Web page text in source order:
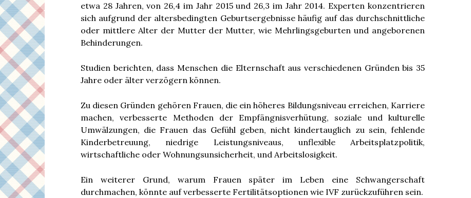
etwa 28 Jahren, von 26,4 im Jahr 2015 und 26,3 im Jahr 2014. Experten konzentrieren
sich aufgrund der altersbedingten Geburtsergebnisse häufig auf das durchschnittliche
oder mittlere Alter der Mutter der Mutter, wie Mehrlingsgeburten und angeborenen
Behinderungen.
Studien berichten, dass Menschen die Elternschaft aus verschiedenen Gründen bis 35
Jahre oder älter verzögern können.
Zu diesen Gründen gehören Frauen, die ein höheres Bildungsniveau erreichen, Karriere
machen, verbesserte Methoden der Empfängnisverhütung, soziale und kulturelle
Umwälzungen, die Frauen das Gefühl geben, nicht kindertauglich zu sein, fehlende
Kinderbetreuung, niedrige Leistungsniveaus, unflexible Arbeitsplatzpolitik,
wirtschaftliche oder Wohnungsunsicherheit, und Arbeitslosigkeit.
Ein weiterer Grund, warum Frauen später im Leben eine Schwangerschaft
durchmachen, könnte auf verbesserte Fertilitätsoptionen wie IVF zurückzuführen sein.